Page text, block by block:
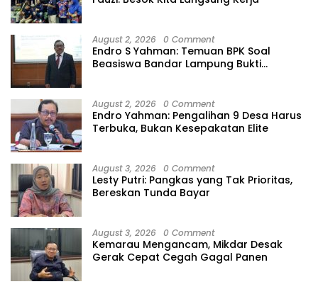
August 2, 2026 0 Comment
Endro S Yahman: Temuan BPK Soal
Beasiswa Bandar Lampung Bukti
August 2, 2026 0 Comment
Endro Yahman: Pengalihan 9 Desa Harus
Terbuka, Bukan Kesepakatan Elite
August 3, 2026 0 Comment
Lesty Putri: Pangkas yang Tak Prioritas,
Bereskan Tunda Bayar
August 3, 2026 0 Comment
Kemarau Mengancam, Mikdar Desak
Gerak Cepat Cegah Gagal Panen